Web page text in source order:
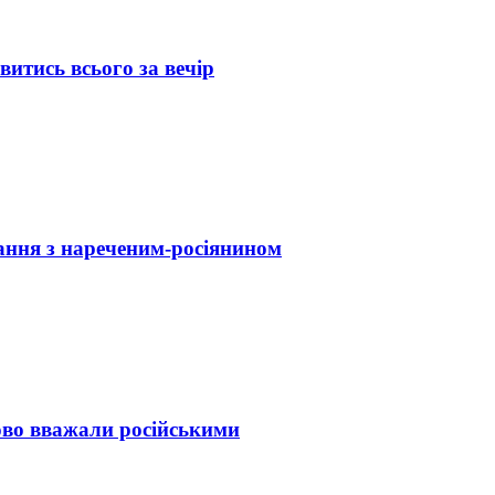
всього за вечір
з нареченим-росіянином
вважали російськими